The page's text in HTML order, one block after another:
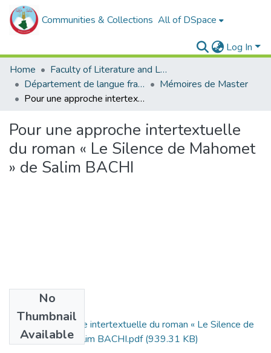
Communities & Collections All of DSpace
Log In
Home
Faculty of Literature and Languages
Département de langue française
Mémoires de Master
Pour une approche intertextuelle du roman « Le Silence de Mahomet » de Salim BACHI
Pour une approche intertextuelle
du roman « Le Silence de Mahomet
» de Salim BACHI
No
Thumbnail
Available
Pour une approche intertextuelle du roman « Le Silence de
Mahomet » de Salim BACHI.pdf(939.31 KB)